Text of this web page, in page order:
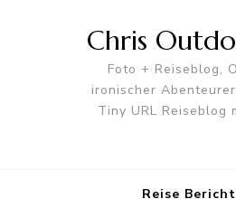
Chris
Foto + Reiseblog,
ironischer
Tiny URL
Reise